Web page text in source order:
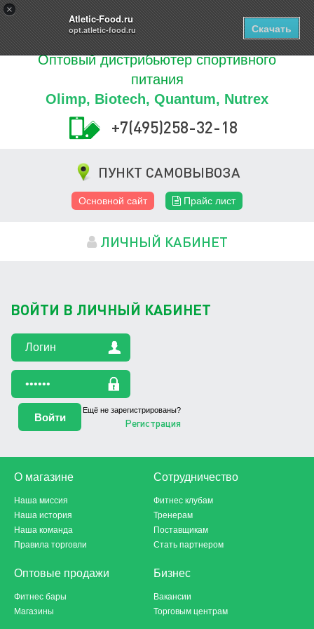
×
Atletic-Food.ru
opt.atletic-food.ru Скачать
0ТОВАРОВ
Купить
Оптовый дистрибьютер спортивного
питания
Olimp, Biotech, Quantum, Nutrex
+7(495)258-32-18
ПУНКТ САМОВЫВОЗА
Основной сайт Прайс лист
ЛИЧНЫЙ КАБИНЕТ
ВОЙТИ В ЛИЧНЫЙ КАБИНЕТ
Ещё не зарегистрированы?
Регистрация
О магазине
Наша миссия
Наша история
Наша команда
Правила торговли
Сотрудничество
Фитнес клубам
Тренерам
Поставщикам
Стать партнером
Оптовые продажи
Фитнес бары
Магазины
Бизнес
Вакансии
Торговым центрам